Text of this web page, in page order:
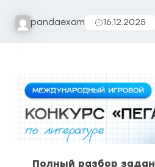
pandaexam 16.12.2025
Полный разбор